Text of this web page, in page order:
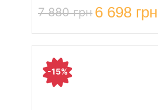
7 880 грн 6 698 грн
-15%